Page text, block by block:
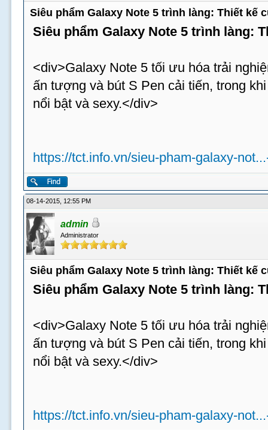
Siêu phẩm Galaxy Note 5 trình làng: Thiết kế
Siêu phẩm Galaxy Note 5 trình làng:
<div>Galaxy Note 5 tối ưu hóa trải
ấn tượng và bút S Pen cải tiến, trong
nổi bật và sexy.</div>
https://tct.info.vn/sieu-pham-galaxy-
08-14-2015, 12:55 PM
admin
Administrator
Siêu phẩm Galaxy Note 5 trình làng: Thiết kế
Siêu phẩm Galaxy Note 5 trình làng:
<div>Galaxy Note 5 tối ưu hóa trải
ấn tượng và bút S Pen cải tiến, trong
nổi bật và sexy.</div>
https://tct.info.vn/sieu-pham-galaxy-